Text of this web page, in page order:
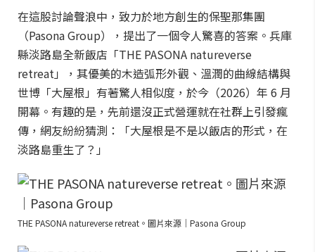
在這股討論聲浪中，致力於地方創生的保聖那集團
（Pasona Group），提出了一個令人驚喜的答案。兵庫
縣淡路島全新飯店「THE PASONA natureverse
retreat」，其優美的木造弧形外觀、溫潤的曲線結構與
世博「大屋根」有著驚人相似度，於今（2026）年 6 月
開幕。有趣的是，先前還沒正式營運就在社群上引發瘋
傳，網友紛紛猜測：「大屋根是不是以飯店的形式，在
淡路島重生了？」
THE PASONA natureverse retreat。圖片來源｜Pasona Group